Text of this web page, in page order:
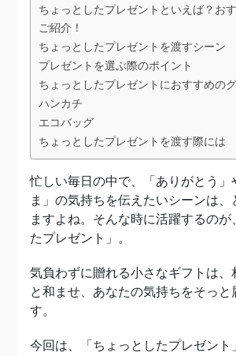
ちょっとしたプレゼントといえば？お
ご紹介！
ちょっとしたプレゼントを渡すシーン
プレゼントを選ぶ際のポイント
ちょっとしたプレゼントにおすすめの
ハンカチ
エコバッグ
ちょっとしたプレゼントを渡す際には
忙しい毎日の中で、「ありがとう」
ま」の気持ちを伝えたいシーンは、
ますよね。そんな時に活躍するのが
たプレゼント」。
気負わずに贈れる小さなギフトは、
と和ませ、あなたの気持ちをそっと
す。
今回は、「ちょっとしたプレゼント